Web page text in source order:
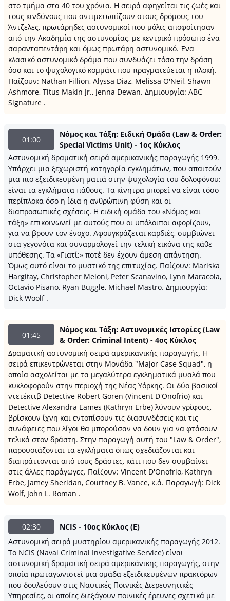
στο τμήμα στα 40 του χρόνια. Η σειρά αφηγείται τις ζωές και
τους κινδύνους που αντιμετωπίζουν στους δρόμους του
Άντζελες, πρωτάρηδες αστυνομικοί που μόλις αποφοίτησαν
από την Ακαδημία της αστυνομίας, με κεντρικό πρόσωπο ένα
σαρανταπεντάρη και όμως πρωτάρη αστυνομικό. Ένα
κλασικό αστυνομικό δράμα που συνδυάζει τόσο την δράση
όσο και το ψυχολογικό κομμάτι που πραγματεύεται η πλοκή.
Παίζουν: Nathan Fillion, Alyssa Diaz, Melissa O'Neil, Shawn
Ashmore, Titus Makin Jr., Jenna Dewan. Δημιουργία: ABC
Signature .
01:00
Νόμος και Τάξη: Ειδική Ομάδα (Law & Order:
Special Victims Unit) - 1ος Κύκλος
Αστυνομική δραματική σειρά αμερικανικής παραγωγής 1999.
Υπάρχει μια ξεχωριστή κατηγορία εγκλημάτων, που απαιτούν
μια πιο εξειδικευμένη ματιά στην ψυχολογία του δολοφόνου:
είναι τα εγκλήματα πάθους. Τα κίνητρα μπορεί να είναι τόσο
περίπλοκα όσο η ίδια η ανθρώπινη φύση και οι
διαπροσωπικές σχέσεις. Η ειδική ομάδα του «Νόμος και
τάξη» επικοινωνεί με αυτούς που οι υπόλοιποι αφορίζουν,
για να βρουν τον ένοχο. Αφουγκράζεται καρδιές, συμβιώνει
στα γεγονότα και συναρμολογεί την τελική εικόνα της κάθε
υπόθεσης. Τα «Γιατί;» ποτέ δεν έχουν άμεση απάντηση.
Όμως αυτό είναι το μυστικό της επιτυχίας. Παίζουν: Mariska
Hargitay, Christopher Meloni, Peter Scanavino, Lynn Maracola,
Octavio Pisano, Ryan Buggle, Michael Mastro. Δημιουργία:
Dick Woolf .
01:45
Νόμος και Τάξη: Αστυνομικές Ιστορίες (Law
& Order: Criminal Intent) - 4ος Κύκλος
Δραματική αστυνομική σειρά αμερικανικής παραγωγής. H
σειρά επικεντρώνεται στην Μονάδα "Major Case Squad", η
οποία ασχολείται με τα μεγαλύτερα εγκληματικά μυαλά που
κυκλοφορούν στην περιοχή της Νέας Υόρκης. Οι δύο βασικοί
ντετέκτιβ Detective Robert Goren (Vincent D'Onofrio) και
Detective Alexandra Eames (Kathryn Erbe) λύνουν γρίφους,
βρίσκουν ίχνη και εντοπίσουν τις διασυνδέσεις και τις
συνάφειες που λίγοι θα μπορούσαν να δουν για να φτάσουν
τελικά στον δράστη. Στην παραγωγή αυτή του "Law & Order",
παρουσιάζονται τα εγκλήματα όπως σχεδιάζονται και
διαπράττονται από τους δράστες, κάτι που δεν συμβαίνει
στις άλλες παράγωγες. Παίζουν: Vincent D'Onofrio, Kathryn
Erbe, Jamey Sheridan, Courtney B. Vance, κ.ά. Παραγωγή: Dick
Wolf, John L. Roman .
02:30
NCIS - 10ος Κύκλος (Ε)
Αστυνομική σειρά μυστηρίου αμερικανικής παραγωγής 2012.
Το NCIS (Naval Criminal Investigative Service) είναι
αστυνομική δραματική σειρά αμερικάνικης παραγωγής, στην
οποία πρωταγωνιστεί μια ομάδα εξειδικευμένων πρακτόρων
που δουλεύουν στις Ναυτικές Ποινικές Διερευνητικές
Υπηρεσίες, οι οποίες διεξάγουν ποινικές έρευνες σχετικά με